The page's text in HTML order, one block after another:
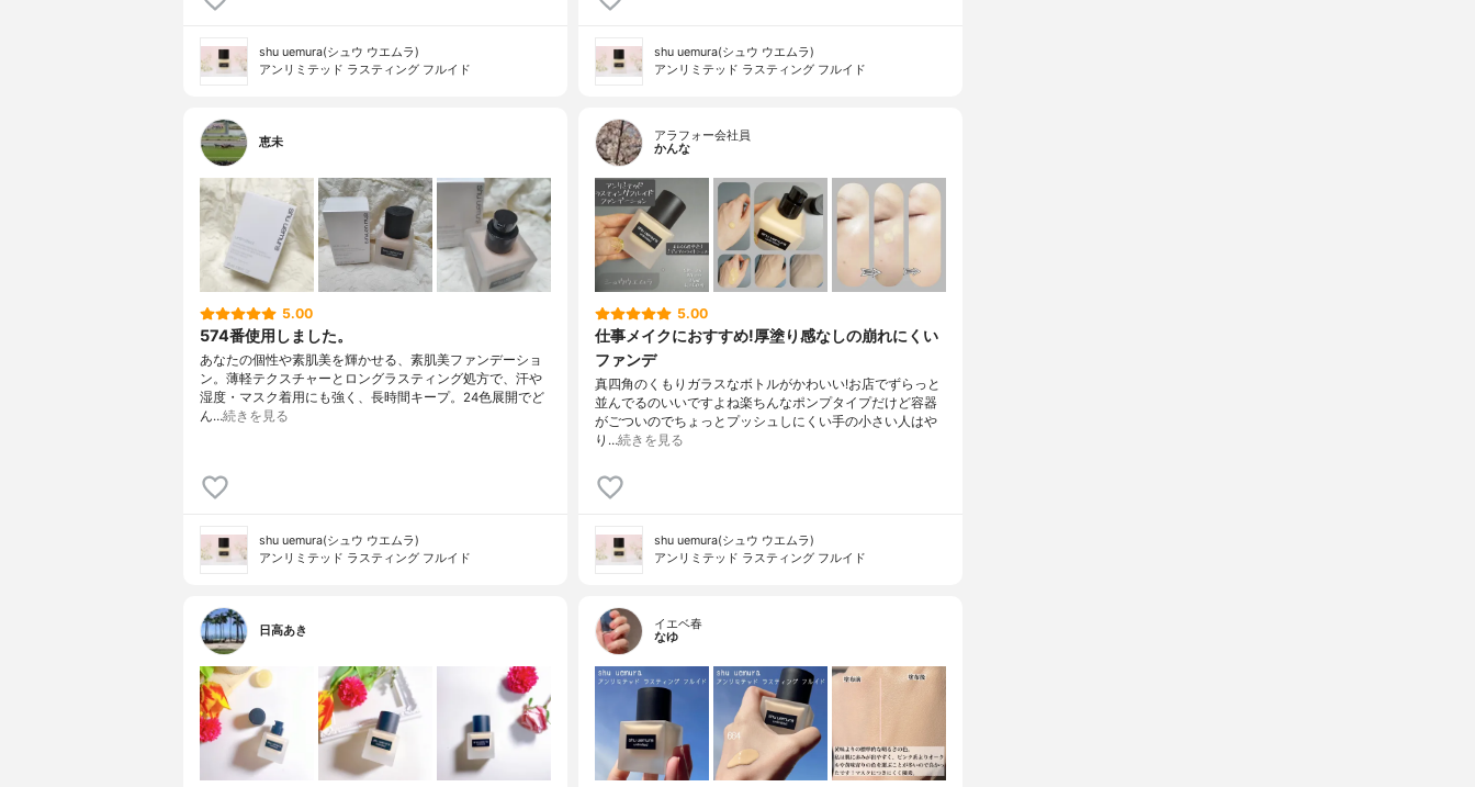
shu uemura(シュウ ウエムラ)
アンリミテッド ラスティング フルイド
shu uemura(シュウ ウエムラ)
アンリミテッド ラスティング フルイド
恵未
5.00
574番使用しました。
あなたの個性や素肌美を輝かせる、素肌美ファンデーショ
ン。薄軽テクスチャーとロングラスティング処方で、汗や
湿度・マスク着用にも強く、長時間キープ。24色展開でど
ん…続きを見る
shu uemura(シュウ ウエムラ)
アンリミテッド ラスティング フルイド
アラフォー会社員
かんな
5.00
仕事メイクにおすすめ!厚塗り感なしの崩れにくい
ファンデ
真四角のくもりガラスなボトルがかわいい!お店でずらっと
並んでるのいいですよね楽ちんなポンプタイプだけど容器
がごついのでちょっとプッシュしにくい手の小さい人はや
り…続きを見る
shu uemura(シュウ ウエムラ)
アンリミテッド ラスティング フルイド
日高あき
イエベ春
なゆ